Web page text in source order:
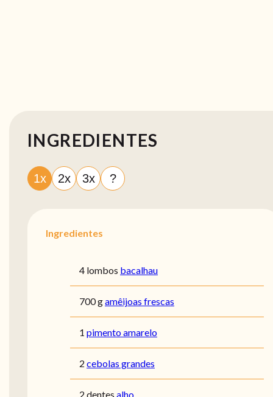
INGREDIENTES
1x 2x 3x ?
Ingredientes
4 lombos bacalhau
700 gamêijoas frescas
1 pimento amarelo
2 cebolas grandes
2 dentes alho